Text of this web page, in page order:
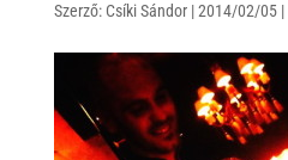
s
p
r
b
Szerző: Csíki Sándor|2014/02/05|